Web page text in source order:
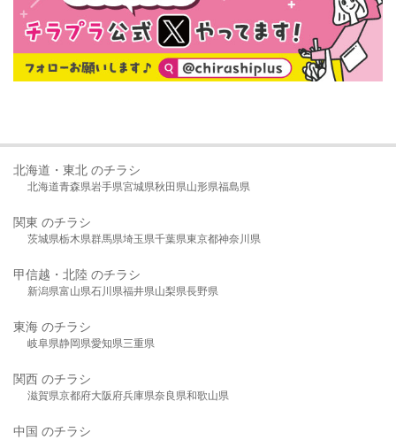
北海道・東北 のチラシ
北海道青森県岩手県宮城県秋田県山形県福島県
関東 のチラシ
茨城県栃木県群馬県埼玉県千葉県東京都神奈川県
甲信越・北陸 のチラシ
新潟県富山県石川県福井県山梨県長野県
東海 のチラシ
岐阜県静岡県愛知県三重県
関西 のチラシ
滋賀県京都府大阪府兵庫県奈良県和歌山県
中国 のチラシ